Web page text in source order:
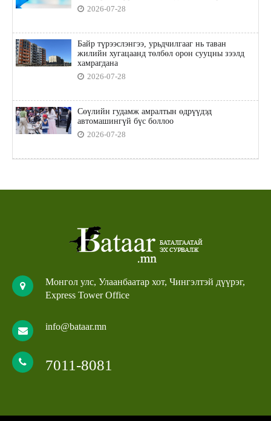
2026-07-28
Байр түрээслэнгээ, урьдчилгааг нь таван
жилийн хугацаанд төлбөл орон сууцны зээлд
хамрагдана
2026-07-28
Сөүлийн гудамж амралтын өдрүүдэд
автомашингүй бүс боллоо
2026-07-28
Монгол улс, Улаанбаатар хот, Чингэлтэй дүүрэг,
Express Tower Office
info@bataar.mn
7011-8081